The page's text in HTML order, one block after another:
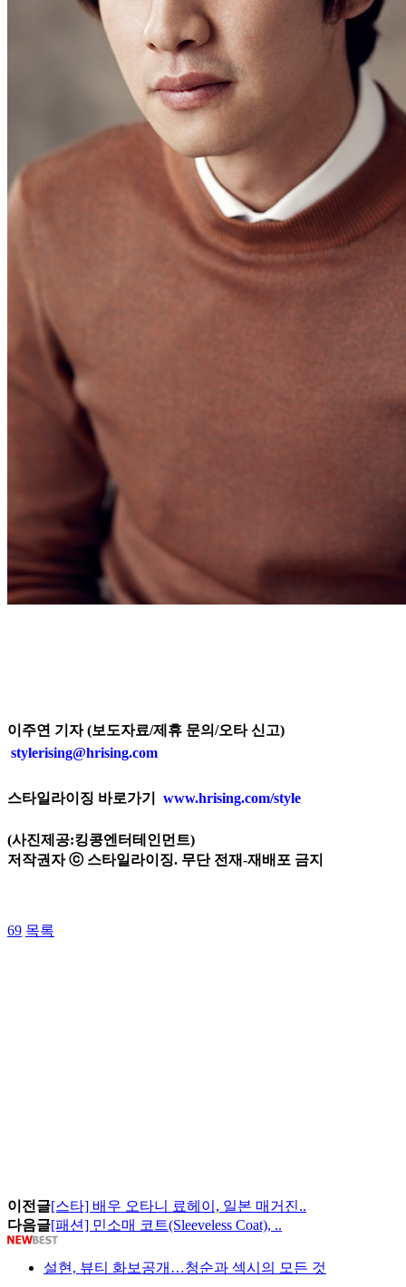
이주연 기자 (보도자료/제휴 문의/오타 신고)
stylerising@hrising.com
스타일라이징 바로가기 www.hrising.com/style
(사진제공:킹콩엔터테인먼트)
저작권자 ⓒ 스타일라이징. 무단 전재-재배포 금지
69 목록
이전글[스타] 배우 오타니 료헤이, 일본 매거진..
다음글[패션] 민소매 코트(Sleeveless Coat), ..
설현, 뷰티 화보공개…청순과 섹시의 모든 것